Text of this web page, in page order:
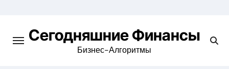
содержимомуСегодняшние Финансы
Бизнес-Алгоритмы